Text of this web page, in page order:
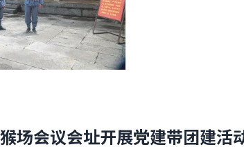
场会议会址开展党建带团建活